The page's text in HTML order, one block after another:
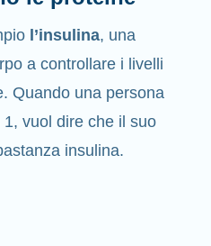
l’insulina, una
a controllare i livelli
Quando una persona
vuol dire che il suo
insulina.